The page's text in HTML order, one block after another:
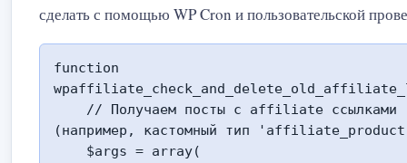
сделать с помощью WP Cron и пользовательской
function
(например, кастомный тип